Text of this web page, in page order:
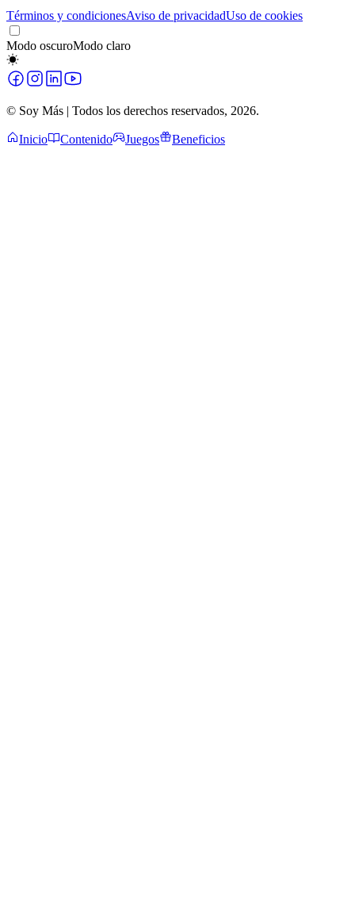
Términos y condicionesAviso de privacidadUso de cookies
Modo oscuroModo claro
© Soy Más | Todos los derechos reservados, 2026.
Inicio Contenido Juegos Beneficios